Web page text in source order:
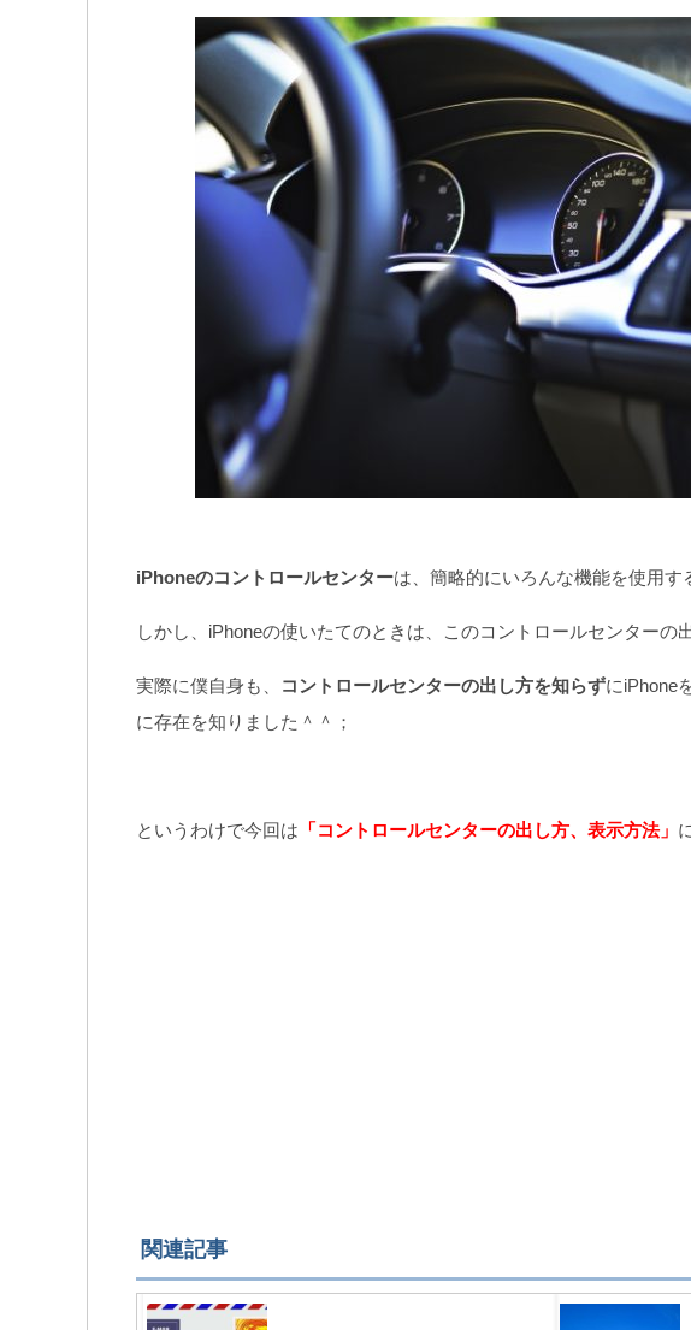
iPhoneのコントロールセンターは、簡略的にいろんな機能を使用す
しかし、iPhoneの使いたてのときは、このコントロールセンターの
実際に僕自身も、 コントロールセンターの出し方を知らずにiPhone
に存在を知りました＾＾；
というわけで今回は 「コントロールセンターの出し方、表示方法」
関連記事